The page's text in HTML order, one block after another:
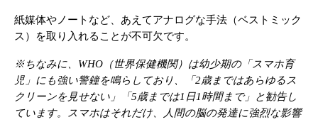
紙媒体やノートなど、あえてアナログな手法（ベストミック
ス）を取り入れることが不可欠です。
※ちなみに、WHO（世界保健機関）は幼少期の「スマホ育
児」にも強い警鐘を鳴らしており、「2歳まではあらゆるス
クリーンを見せない」「5歳までは1日1時間まで」と勧告し
ています。スマホはそれだけ、人間の脳の発達に強烈な影響